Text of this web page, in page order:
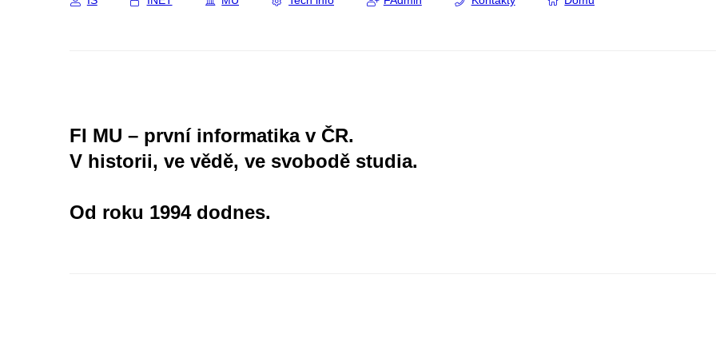
FI MU – první informatika v ČR.
V historii, ve vědě, ve svobodě studia.
Od roku 1994 dodnes.